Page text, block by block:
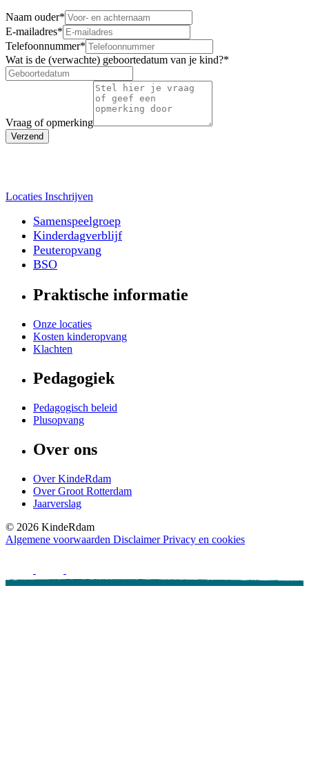
Naam ouder*
E-mailadres*
Telefoonnummer*
Wat is de (verwachte) geboortedatum van je kind?*
Vraag of opmerking
Verzend
Locaties Inschrijven
Samenspeelgroep
Kinderdagverblijf
Peuteropvang
BSO
Praktische informatie
Onze locaties
Kosten kinderopvang
Klachten
Pedagogiek
Pedagogisch beleid
Plusopvang
Over ons
Over KindeRdam
Over Groot Rotterdam
Jaarverslag
© 2026 KindeRdam
Algemene voorwaarden Disclaimer Privacy en cookies